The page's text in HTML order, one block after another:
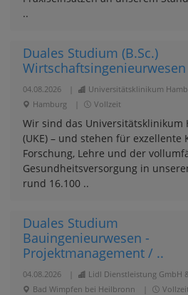
..
Duales Studium (B.Sc.)
Wirtschaftsingenieurwesen
04.08.2026 Universitätsklinikum
Hamburg
Vollzeit
Wir sind das Universitätsklinikum
(UKE) – und stehen für exzellente
Forschung, Lehre und der
Gesundheitsversorgung in
rund 16.100 ..
Duales Studium
Bauingenieurwesen -
Projektmanagement / ..
04.08.2026 Lidl Dienstleistung GmbH
Bad Wimpfen bei Heilbronn
Vollzeit